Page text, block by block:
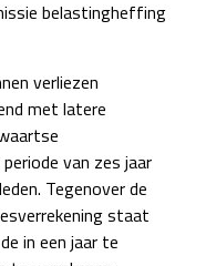
belastingheffing
verliezen
met latere
van zes jaar
Tegenover de
staat
in een jaar te